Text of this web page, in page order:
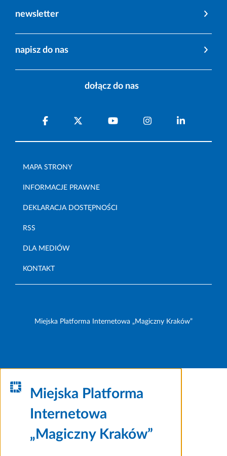
newsletter
napisz do nas
dołącz do nas
MAPA STRONY
INFORMACJE PRAWNE
DEKLARACJA DOSTĘPNOŚCI
RSS
DLA MEDIÓW
KONTAKT
Miejska Platforma Internetowa „Magiczny Kraków”
Miejska Platforma
Internetowa
„Magiczny Kraków”